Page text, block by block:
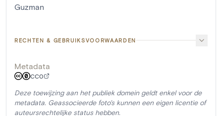
Guzman
RECHTEN & GEBRUIKSVOORWAARDEN
Metadata
CC0
Deze toewijzing aan het publiek domein geldt enkel voor de
metadata. Geassocieerde foto's kunnen een eigen licentie of
auteursrechtelijke status hebben.